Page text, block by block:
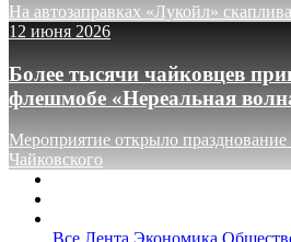
На автозаправках «Лукойл»
12 июня 2026
Более тысячи чайковцев
флешмобе «Нереальная
Мероприятие открыло празднование
Чайковского